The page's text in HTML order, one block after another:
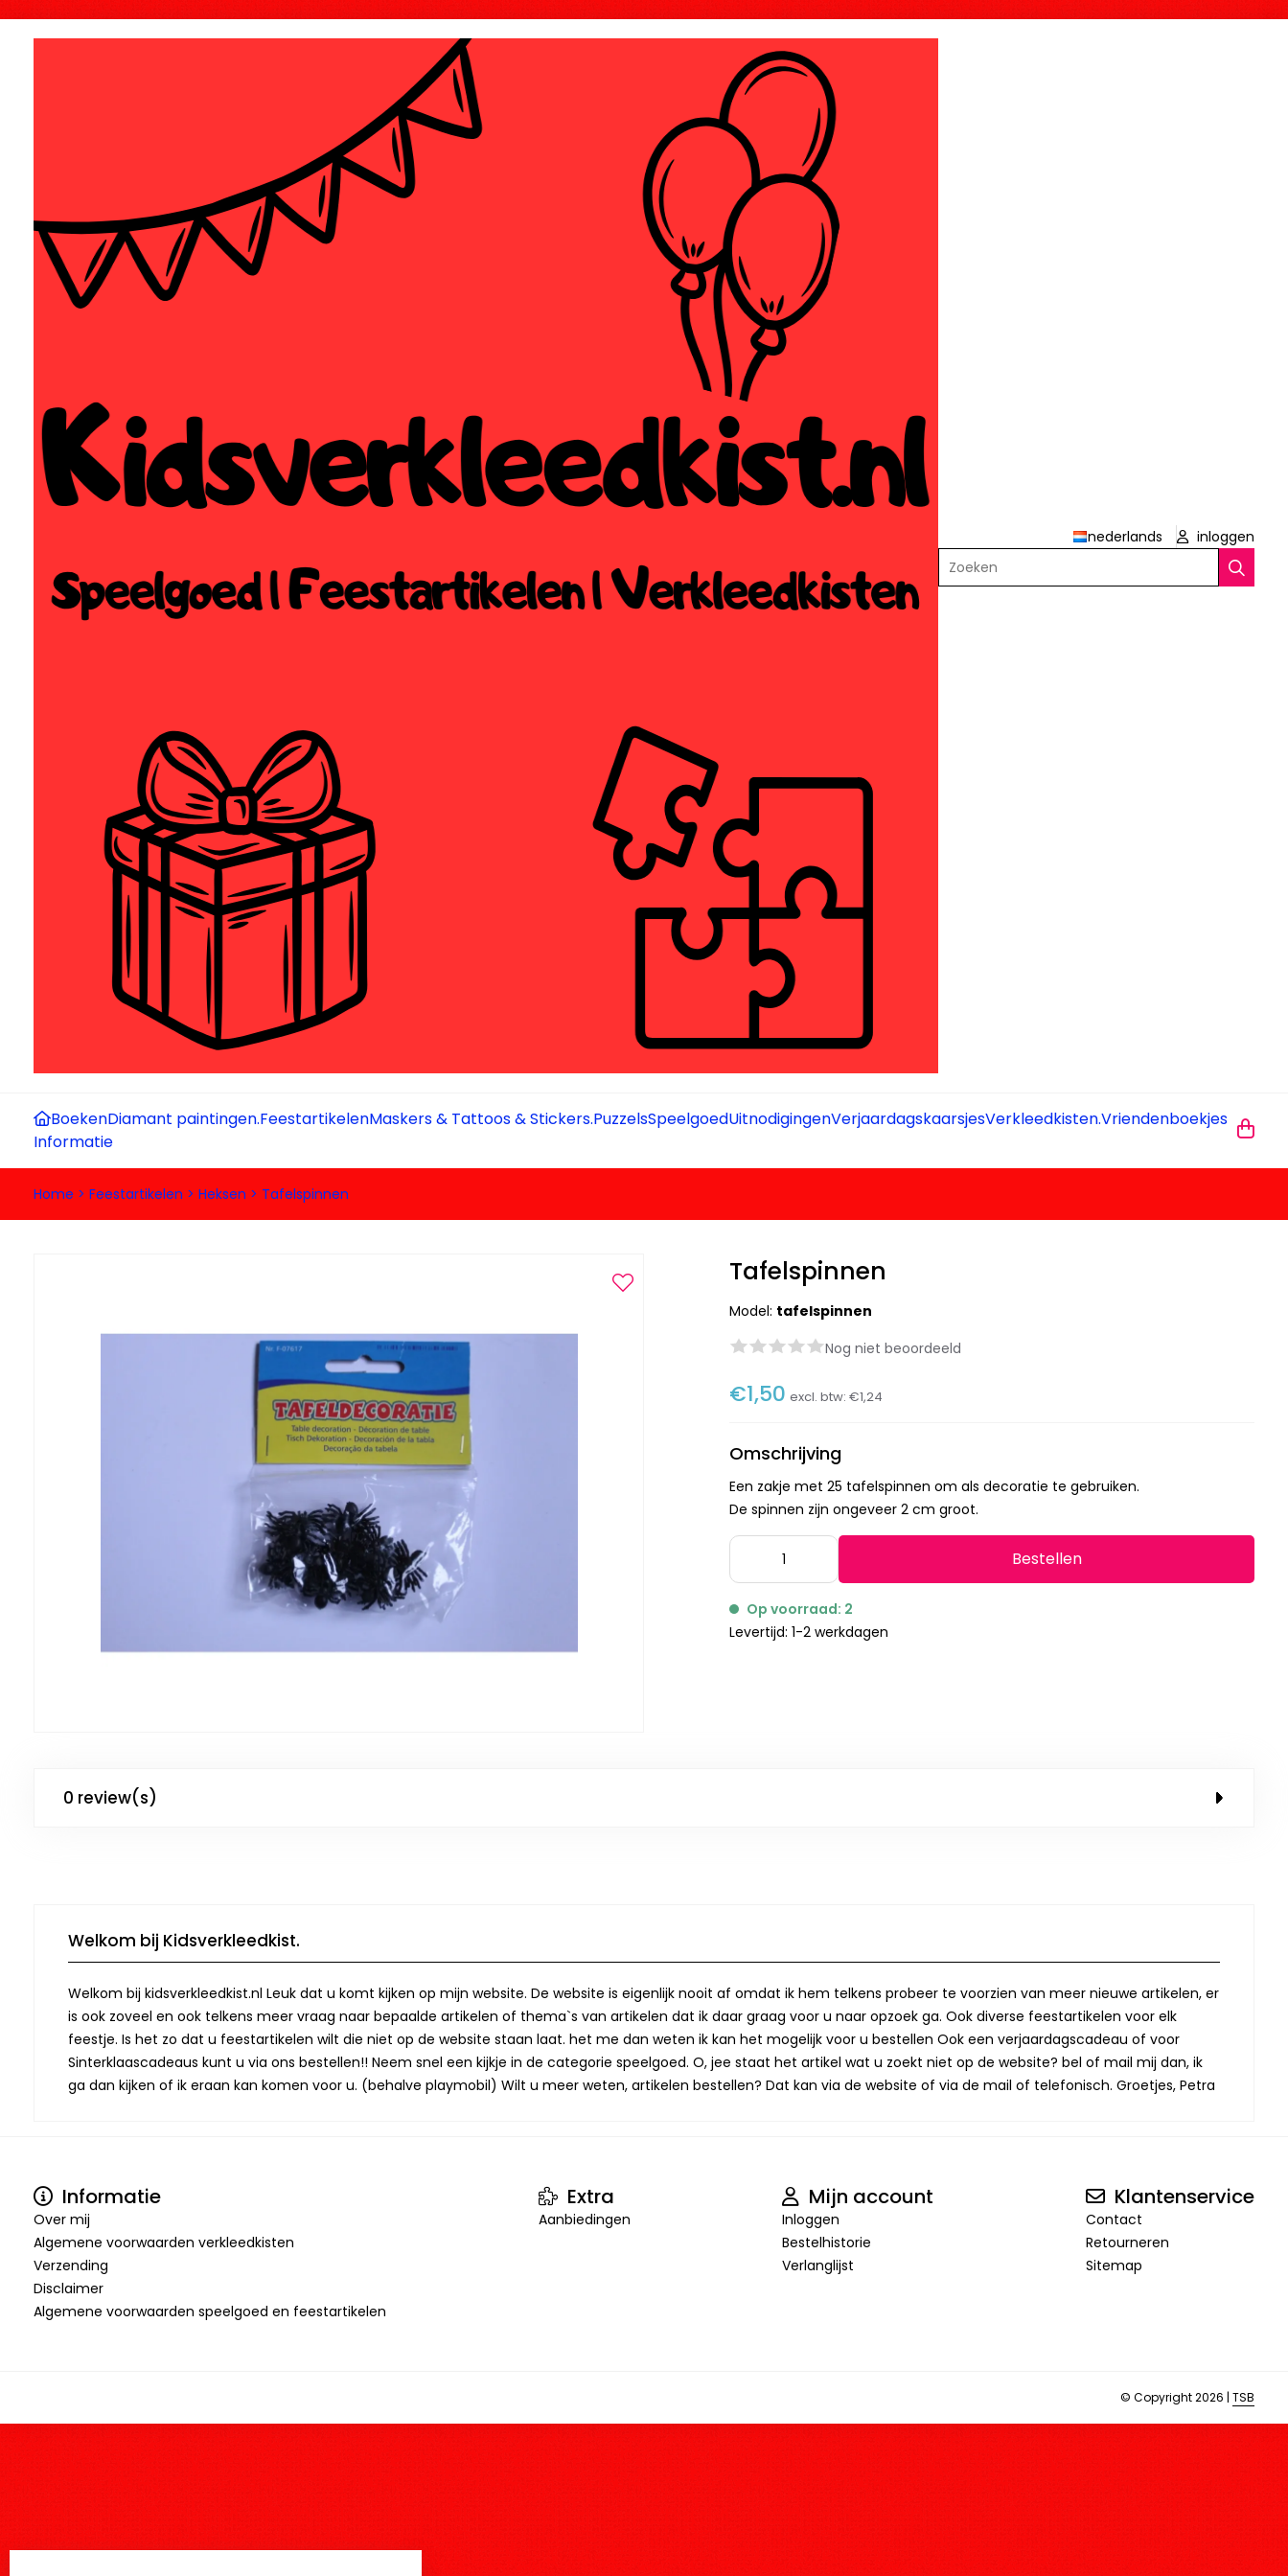
nederlands
inloggen
Zoeken
BoekenDiamant paintingen.FeestartikelenMaskers & Tattoos & Stickers.PuzzelsSpeelgoedUitnodigingenVerjaardagskaarsjesVerkleedkisten.Vriendenboekjes
Informatie
Home > Feestartikelen > Heksen > Tafelspinnen
Tafelspinnen
Model: tafelspinnen
Nog niet beoordeeld
€1,50 excl. btw:€1,24
Omschrijving
Een zakje met 25 tafelspinnen om als decoratie te gebruiken.
De spinnen zijn ongeveer 2 cm groot.
Bestellen
Op voorraad: 2
Levertijd: 1-2 werkdagen
0 review(s)
Welkom bij Kidsverkleedkist.
Welkom bij kidsverkleedkist.nl Leuk dat u komt kijken op mijn website. De website is eigenlijk nooit af omdat ik hem telkens probeer te voorzien van meer nieuwe artikelen, er
is ook zoveel en ook telkens meer vraag naar bepaalde artikelen of thema`s van artikelen dat ik daar graag voor u naar opzoek ga. Ook diverse feestartikelen voor elk
feestje. Is het zo dat u feestartikelen wilt die niet op de website staan laat. het me dan weten ik kan het mogelijk voor u bestellen Ook een verjaardagscadeau of voor
Sinterklaascadeaus kunt u via ons bestellen!! Neem snel een kijkje in de categorie speelgoed. O, jee staat het artikel wat u zoekt niet op de website? bel of mail mij dan, ik
ga dan kijken of ik eraan kan komen voor u. (behalve playmobil) Wilt u meer weten, artikelen bestellen? Dat kan via de website of via de mail of telefonisch. Groetjes, Petra
Informatie
Over mij
Algemene voorwaarden verkleedkisten
Verzending
Disclaimer
Algemene voorwaarden speelgoed en feestartikelen
Extra
Aanbiedingen
Mijn account
Inloggen
Bestelhistorie
Verlanglijst
Klantenservice
Contact
Retourneren
Sitemap
© Copyright 2026 | TSB